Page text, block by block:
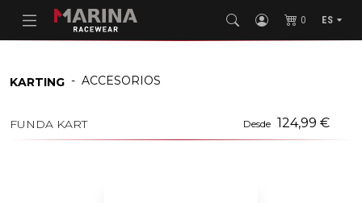
0 ES
KARTING - ACCESORIOS
FUNDA KART Desde 124,99 €